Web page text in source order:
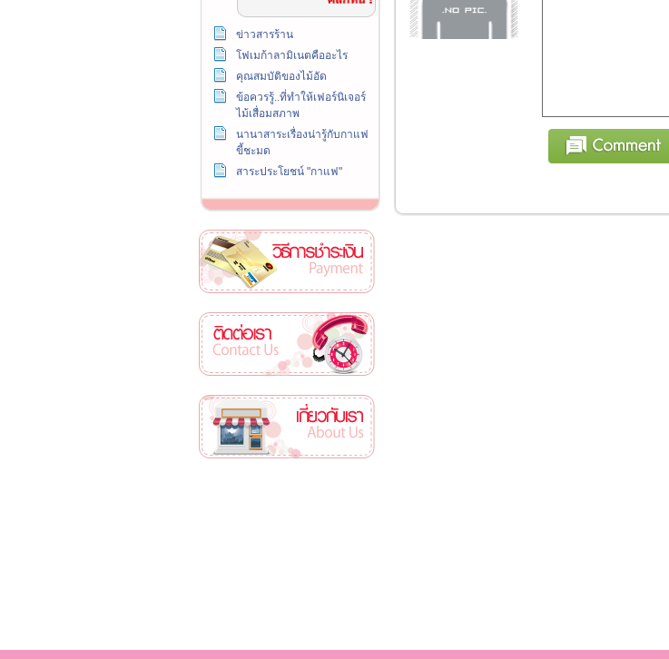
ข่าวสารร้าน
โฟเมก้าลามิเนตคืออะไร
คุณสมบัติของไม้อัด
ข้อควรรู้..ที่ทำให้เฟอร์นิเจอร์
ไม้เสื่อมสภาพ
นานาสาระเรื่องน่ารู้กับกาแฟ
ขี้ชะมด
สาระประโยชน์ "กาแฟ"